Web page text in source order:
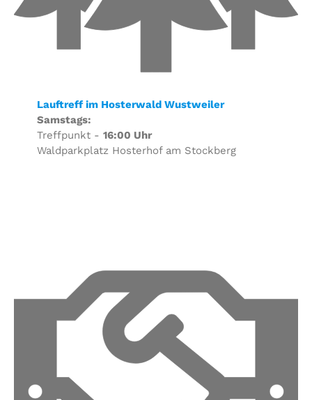
Lauftreff im Hosterwald Wustweiler
Samstags:
Treffpunkt - 16:00 Uhr
Waldparkplatz Hosterhof am Stockberg